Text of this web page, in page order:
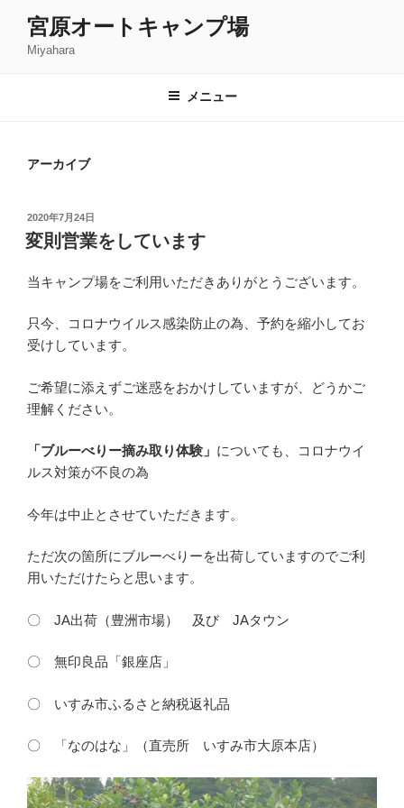
宮原オートキャンプ場
Miyahara
メニュー
アーカイブ
投
稿
日:
2020年7月24日
変則営業をしています
当キャンプ場をご利用いただきありがとうございます。
只今、コロナウイルス感染防止の為、予約を縮小してお
受けしています。
ご希望に添えずご迷惑をおかけしていますが、どうかご
理解ください。
「ブルーべりー摘み取り体験」 についても、コロナウイ
ルス対策が不良の為
今年は中止とさせていただきます。
ただ次の箇所にブルーべりーを出荷していますのでご利
用いただけたらと思います。
〇 JA出荷（豊洲市場） 及び JAタウン
〇 無印良品「銀座店」
〇 いすみ市ふるさと納税返礼品
〇 「なのはな」（直売所 いすみ市大原本店）